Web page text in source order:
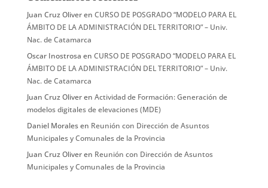
Juan Cruz Oliveren CURSO DE POSGRADO “MODELO PARA EL
ÁMBITO DE LA ADMINISTRACIÓN DEL TERRITORIO” – Univ.
Nac. de Catamarca
Oscar Inostrosa en CURSO DE POSGRADO “MODELO PARA EL
ÁMBITO DE LA ADMINISTRACIÓN DEL TERRITORIO” – Univ.
Nac. de Catamarca
Juan Cruz Oliveren Actividad de Formación: Generación de
modelos digitales de elevaciones (MDE)
Daniel Moralesen Reunión con Dirección de Asuntos
Municipales y Comunales de la Provincia
Juan Cruz Oliveren Reunión con Dirección de Asuntos
Municipales y Comunales de la Provincia